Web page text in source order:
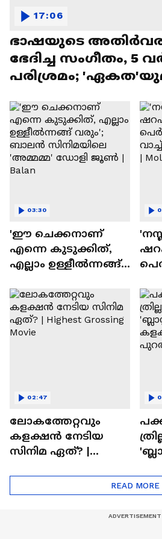
ഭാഷയുടെ
ഭേദിച്ച സംഗീതം, 5
പരിശ്രമം;
17:06
'ഈ ചെക്കനാണ്
എന്നെ കുടുക്കിത്,
എല്ലാം ഉള്ളീൽന്നങ്ങ്
സിനിമയിലെ
'അമ്മമ്മ' ഡോളി
ജൂൺ | Balan
03:30
ലോകത്തേറ്റവും
കളക്ഷൻ നേടിയ
സിനിമ ഏത്? |
02:47
READ MORE